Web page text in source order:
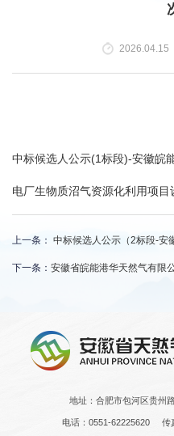
2026.04.15
中标候选人公示(1标段)-安徽皖
电厂生物质沼气资源化利用项
上一条： 中标候选人公示（2标段-安徽皖能清洁能源公
下一条： 安徽省皖能港华天然气有限公司6
地址：合肥市包河区贵州
电话：0551-62225620 传